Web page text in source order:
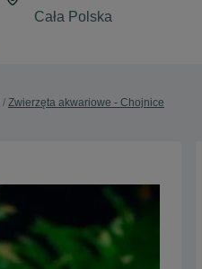
Zwierzęta akwariowe - Chojnice